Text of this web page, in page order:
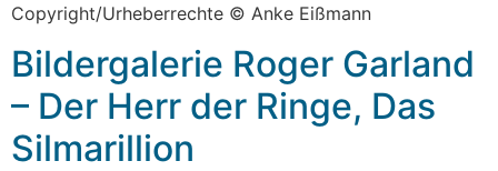
Copyright/Urheberrechte © Anke Eißmann
Bildergalerie Roger Garland
– Der Herr der Ringe, Das
Silmarillion